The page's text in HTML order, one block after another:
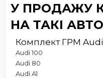
У ПРОДАЖУ
НА ТАКІ
Комплект ГРМ Audi
Audi 100
Audi 80
Audi A1